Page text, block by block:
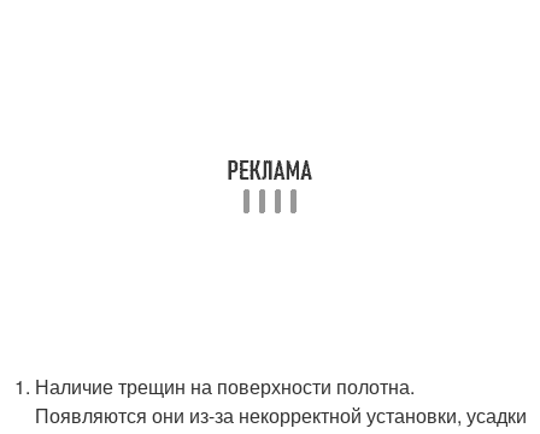
Наличие трещин на поверхности полотна.
Появляются они из-за некорректной установки, усадки